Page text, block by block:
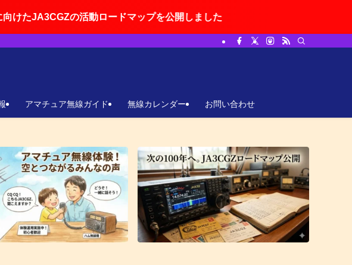
活動ロードマップを公開しました
アマチュア無線ガイド 無線カレンダー お問い合わせ